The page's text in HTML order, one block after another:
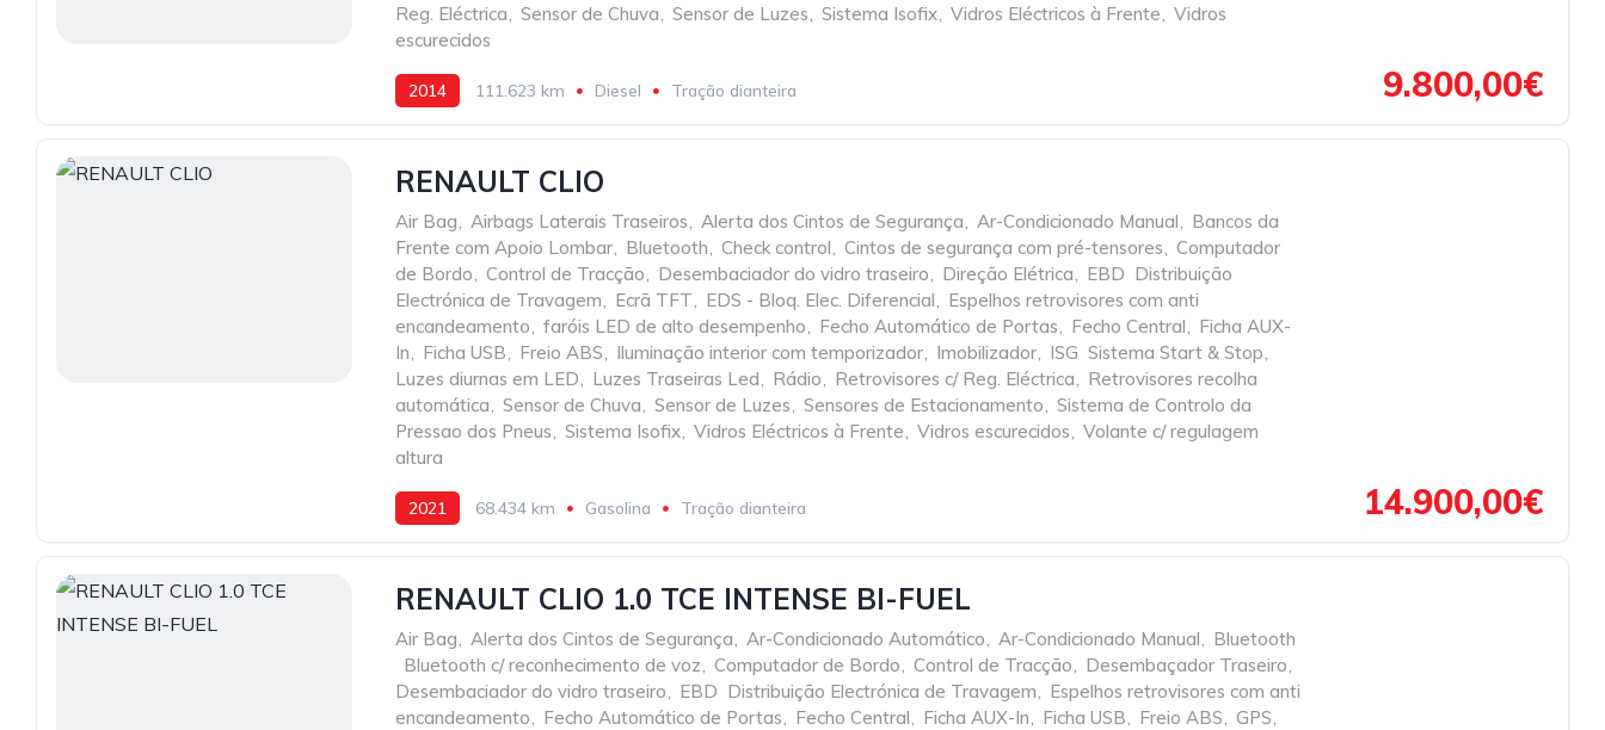
Reg. Eléctrica, Sensor de Chuva, Sensor de Luzes, Sistema Isofix, Vidros Eléctricos à Frente, Vidros
escurecidos
2014 111.623 km Diesel Tração dianteira 9.800,00€
RENAULT CLIO
Air Bag, Airbags Laterais Traseiros, Alerta dos Cintos de Segurança, Ar-Condicionado Manual, Bancos da
Frente com Apoio Lombar, Bluetooth, Check control, Cintos de segurança com pré-tensores, Computador
de Bordo, Control de Tracção, Desembaciador do vidro traseiro, Direção Elétrica, EBD  Distribuição
Electrónica de Travagem, Ecrã TFT, EDS - Bloq. Elec. Diferencial, Espelhos retrovisores com anti
encandeamento, faróis LED de alto desempenho, Fecho Automático de Portas, Fecho Central, Ficha AUX-
In, Ficha USB, Freio ABS, Iluminação interior com temporizador, Imobilizador, ISG  Sistema Start & Stop,
Luzes diurnas em LED, Luzes Traseiras Led, Rádio, Retrovisores c/ Reg. Eléctrica, Retrovisores recolha
automática, Sensor de Chuva, Sensor de Luzes, Sensores de Estacionamento, Sistema de Controlo da
Pressao dos Pneus, Sistema Isofix, Vidros Eléctricos à Frente, Vidros escurecidos, Volante c/ regulagem
altura
2021 68.434 km Gasolina Tração dianteira 14.900,00€
RENAULT CLIO 1.0 TCE INTENSE BI-FUEL
Air Bag, Alerta dos Cintos de Segurança, Ar-Condicionado Automático, Ar-Condicionado Manual, Bluetooth
Bluetooth c/ reconhecimento de voz, Computador de Bordo, Control de Tracção, Desembaçador Traseiro,
Desembaciador do vidro traseiro, EBD  Distribuição Electrónica de Travagem, Espelhos retrovisores com anti
encandeamento, Fecho Automático de Portas, Fecho Central, Ficha AUX-In, Ficha USB, Freio ABS, GPS,